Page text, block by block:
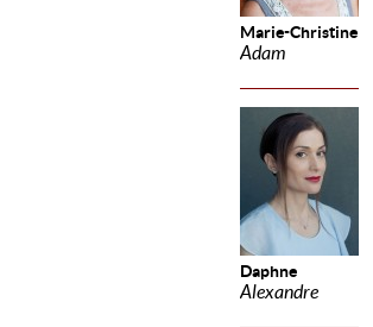
Marie-Christine
Adam
Daphne
Alexandre